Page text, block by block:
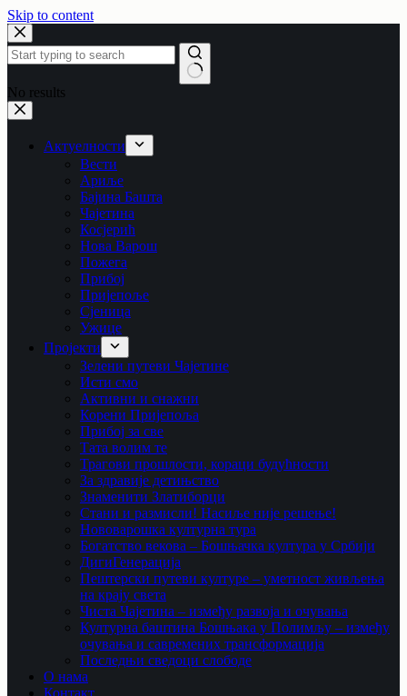
Skip to content
No results
Актуелности
Вести
Ариље
Бајина Башта
Чајетина
Косјерић
Нова Варош
Пожега
Прибој
Пријепоље
Сјеница
Ужице
Пројекти
Зелени путеви Чајетине
Исти смо
Активни и снажни
Корени Пријепоља
Прибој за све
Тата волим те
Трагови прошлости, кораци будућности
За здравије детињство
Знаменити Златиборци
Стани и размисли! Насиље није решење!
Нововарошка културна тура
Богатство векова – Бошњачка култура у Србији
ДигиГенерација
Пештерски путеви културе – уметност живљења
на крају света
Чиста Чајетина – између развоја и очувања
Културна баштина Бошњака у Полимљу – између
очувања и савремених трансформација
Последњи сведоци слободе
О нама
Контакт